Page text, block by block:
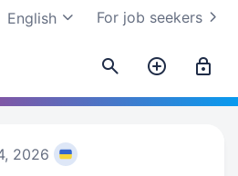
For job seekers
English
2026